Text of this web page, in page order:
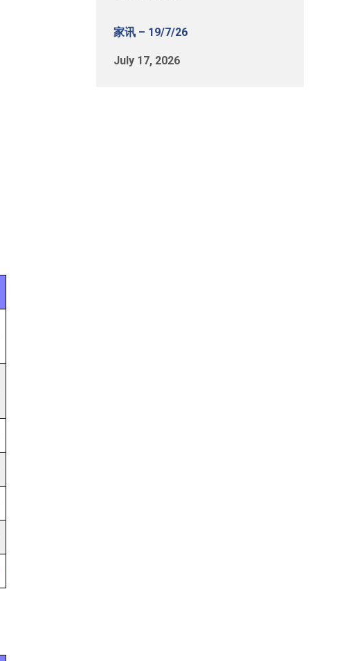
家讯 – 19/7/26
July 17, 2026